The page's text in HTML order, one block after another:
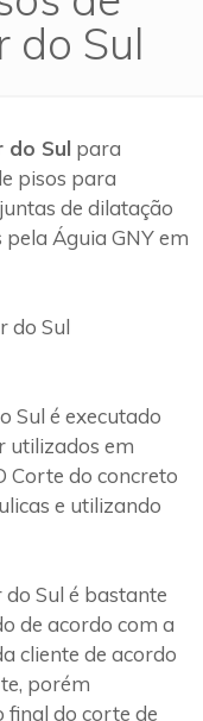
do Sul
do Sul para
pisos para
de dilatação
Águia GNY em
Sul é executado
utilizados em
Corte do concreto
e utilizando
Sul é bastante
de acordo com a
cliente de acordo
porém
final do corte de